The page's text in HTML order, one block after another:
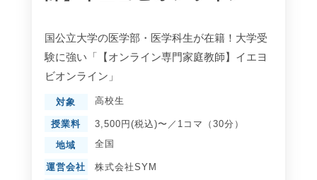
国公立大学の医学部・医学科生が在籍！大学受
験に強い「【オンライン専門家庭教師】イエヨ
ビオンライン」
対象 高校生
授業料 3,500円(税込)〜／1コマ（30分）
地域 全国
運営会社
株式会社SYM